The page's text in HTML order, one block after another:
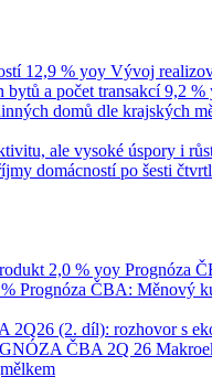
12,9 % yoy Vývoj
bytů a počet transakcí 9,2 %
domů dle krajských
ale vysoké úspory i
domácností po šesti
2,0 % yoy Prognóza
Prognóza ČBA: Měnový
2Q26 (2. díl): rozhovor s
ČBA 2Q 26